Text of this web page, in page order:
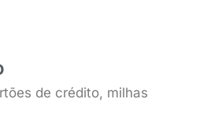
de crédito, milhas